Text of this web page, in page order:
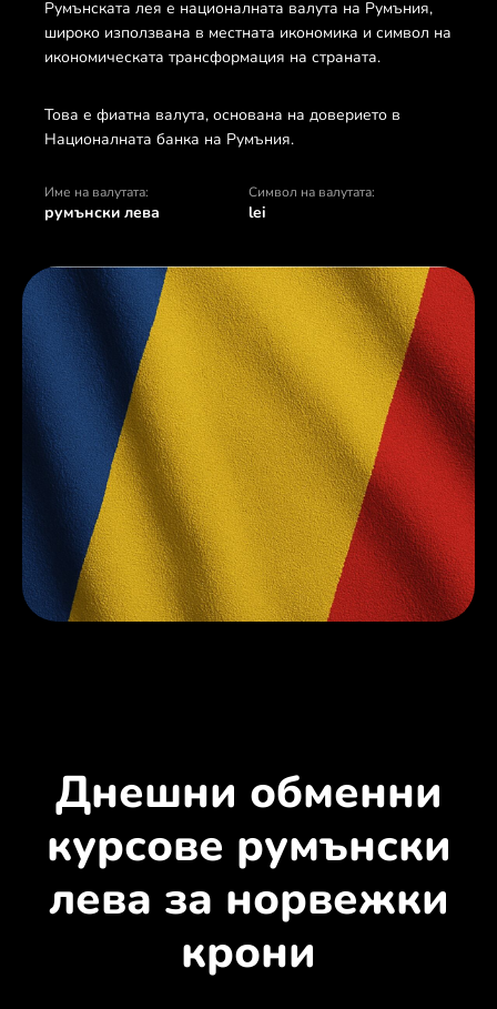
Румънската лея е националната валута на Румъния,
широко използвана в местната икономика и символ на
икономическата трансформация на страната.
Това е фиатна валута, основана на доверието в
Националната банка на Румъния.
Име на валутата:
румънски лева
Символ на валутата:
lei
Днешни обменни
курсове румънски
лева за норвежки
крони